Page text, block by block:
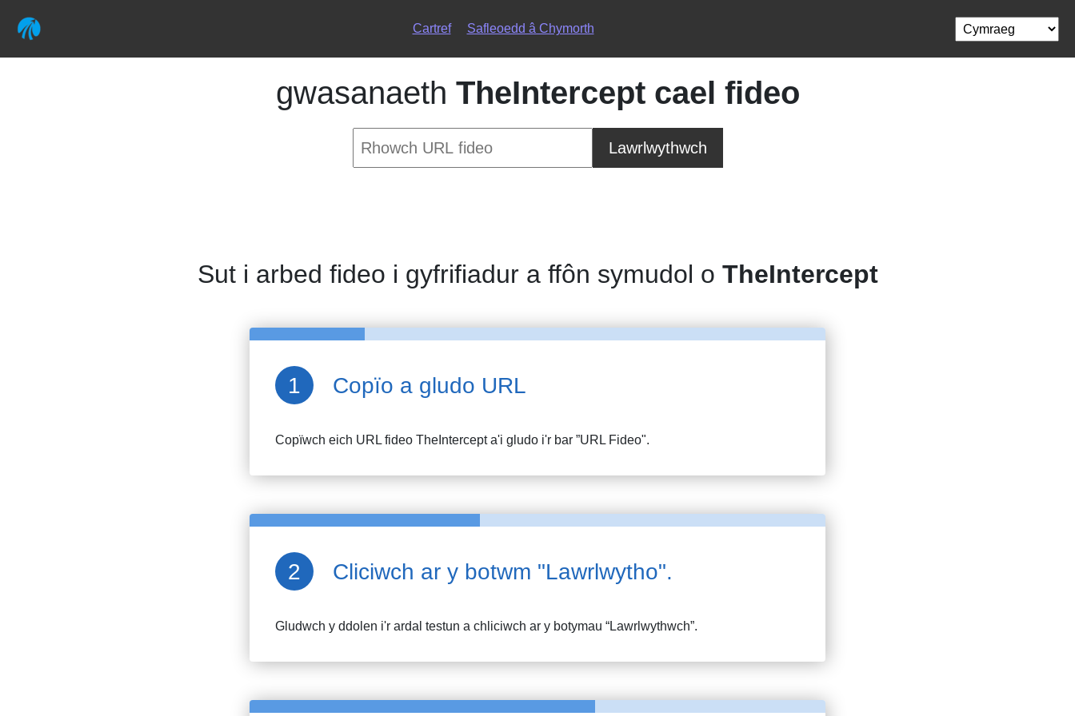
Cartref Safleoedd â Chymorth
gwasanaeth TheIntercept cael fideo
Lawrlwythwch
Sut i arbed fideo i gyfrifiadur a ffôn symudol o TheIntercept
Copïo a gludo URL
Copïwch eich URL fideo TheIntercepta'i gludo i'r bar ”URL Fideo".
Cliciwch ar y botwm "Lawrlwytho".
Gludwch y ddolen i'r ardal testun a chliciwch ar y botymau “Lawrlwythwch”.